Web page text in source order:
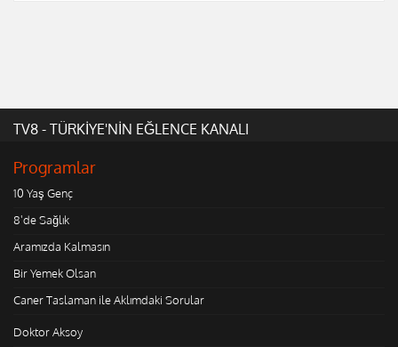
TV8 - TÜRKİYE'NİN EĞLENCE KANALI
Programlar
10 Yaş Genç
8'de Sağlık
Aramızda Kalmasın
Bir Yemek Olsan
Caner Taslaman ile Aklımdaki Sorular
Doktor Aksoy